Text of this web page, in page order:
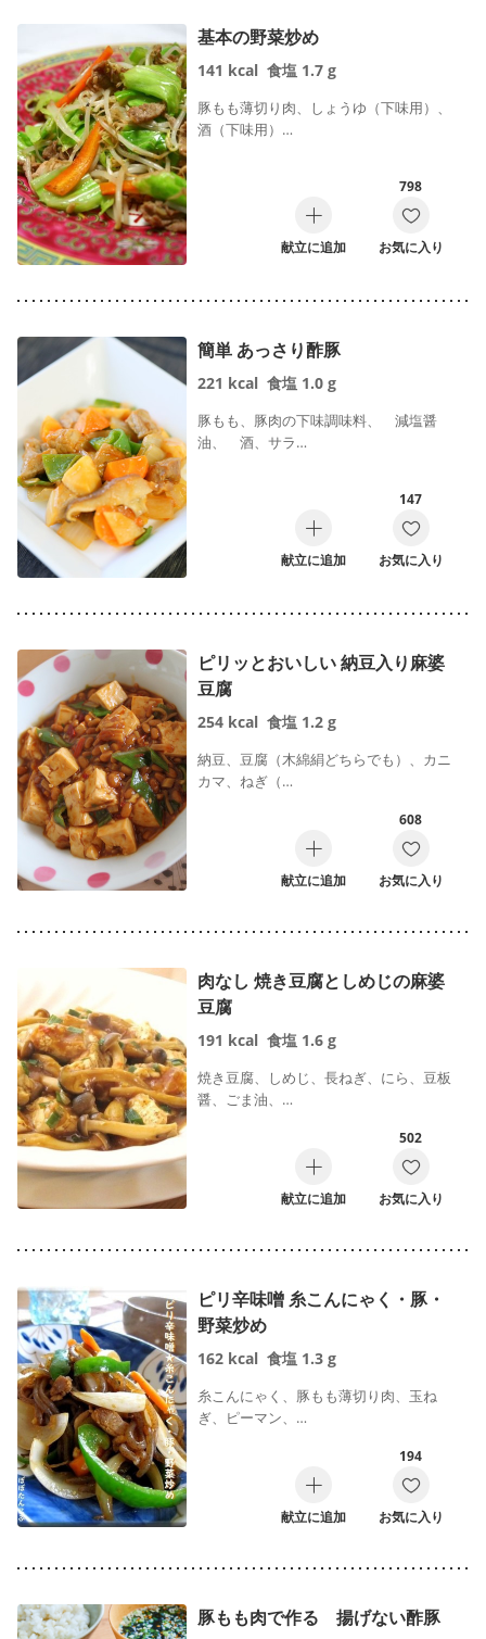
基本の野菜炒め
141 kcal 食塩 1.7 g
豚もも薄切り肉、しょうゆ（下味用）、
酒（下味用）…
献立に追加
798
お気に入り
簡単 あっさり酢豚
221 kcal 食塩 1.0 g
豚もも、豚肉の下味調味料、 減塩醤
油、 酒、サラ…
献立に追加
147
お気に入り
ピリッとおいしい 納豆入り麻婆
豆腐
254 kcal 食塩 1.2 g
納豆、豆腐（木綿絹どちらでも）、カニ
カマ、ねぎ（…
献立に追加
608
お気に入り
肉なし 焼き豆腐としめじの麻婆
豆腐
191 kcal 食塩 1.6 g
焼き豆腐、しめじ、長ねぎ、にら、豆板
醤、ごま油、…
献立に追加
502
お気に入り
ピリ辛味噌 糸こんにゃく・豚・
野菜炒め
162 kcal 食塩 1.3 g
糸こんにゃく、豚もも薄切り肉、玉ね
ぎ、ピーマン、…
献立に追加
194
お気に入り
豚もも肉で作る 揚げない酢豚